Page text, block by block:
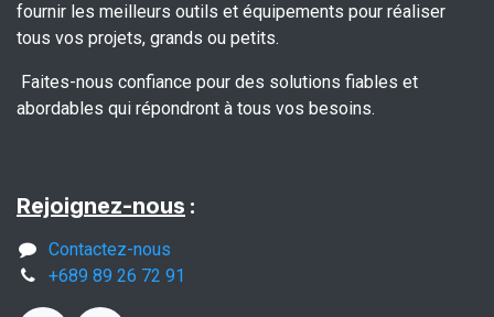
fournir les meilleurs outils et équipements pour réaliser
tous vos projets, grands ou petits.
Faites-nous confiance pour des solutions fiables et
abordables qui répondront à tous vos besoins.
Rejoignez-nous :
Contactez-nous
+689 89 26 72 91